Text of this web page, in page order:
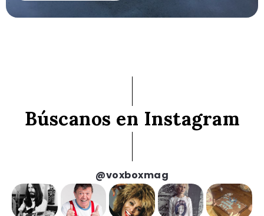
Búscanos en Instagram
@voxboxmag